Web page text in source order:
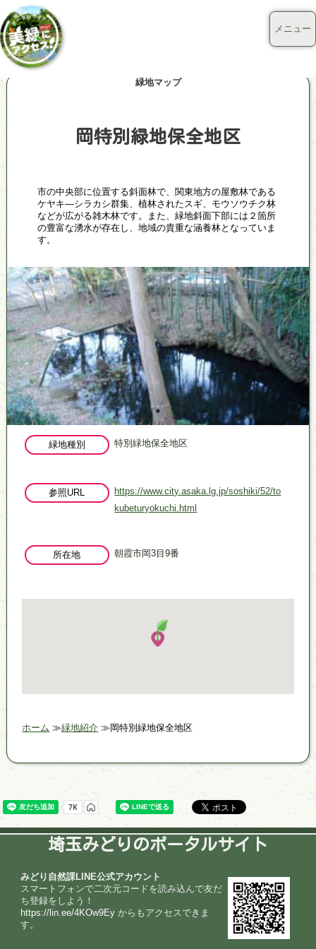
緑地マップ
岡特別緑地保全地区
市の中央部に位置する斜面林で、関東地方の屋敷林である
ケヤキ―シラカシ群集、植林されたスギ、モウソウチク林
などが広がる雑木林です。また、緑地斜面下部には２箇所
の豊富な湧水が存在し、地域の貴重な涵養林となっていま
す。
緑地種別 特別緑地保全地区
参照URL
https://www.city.asaka.lg.jp/soshiki/52/to
kubeturyokuchi.html
所在地 朝霞市岡3目9番
ホーム 緑地紹介 岡特別緑地保全地区
メニュー
埼玉みどりのポータルサイト
みどり自然課LINE公式アカウント
スマートフォンで二次元コードを読み込んで友だ
ち登録をしよう！
https://lin.ee/4KOw9Ey からもアクセスできま
す。